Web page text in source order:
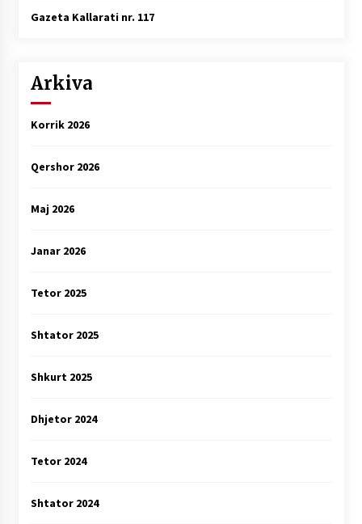
Gazeta Kallarati nr. 117
Arkiva
Korrik 2026
Qershor 2026
Maj 2026
Janar 2026
Tetor 2025
Shtator 2025
Shkurt 2025
Dhjetor 2024
Tetor 2024
Shtator 2024